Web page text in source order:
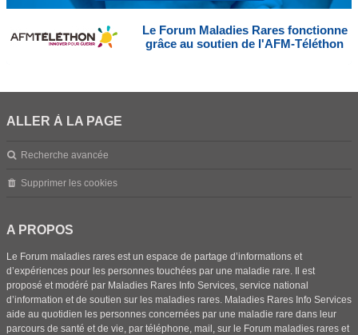
Le Forum Maladies Rares fonctionne
grâce au soutien de l'AFM-Téléthon
ALLER À LA PAGE
Recherche avancée
Supprimer les cookies
A PROPOS
Le Forum maladies rares est un espace de partage d’informations et
d’expériences pour les personnes touchées par une maladie rare. Il est
proposé et modéré par Maladies Rares Info Services, service national
d’information et de soutien sur les maladies rares. Maladies Rares Info Services
aide au quotidien les personnes concernées par une maladie rare dans leur
parcours de santé et de vie, par téléphone, mail, sur le Forum maladies rares et